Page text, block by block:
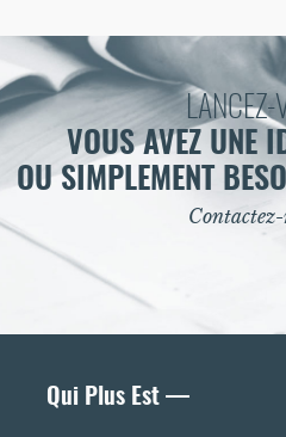
VOUS AVEZ UNE
OU SIMPLEMENT
Qui Plus Est —